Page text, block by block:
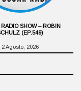
SHOW – ROBIN
(EP.549)
2 Agosto, 2026